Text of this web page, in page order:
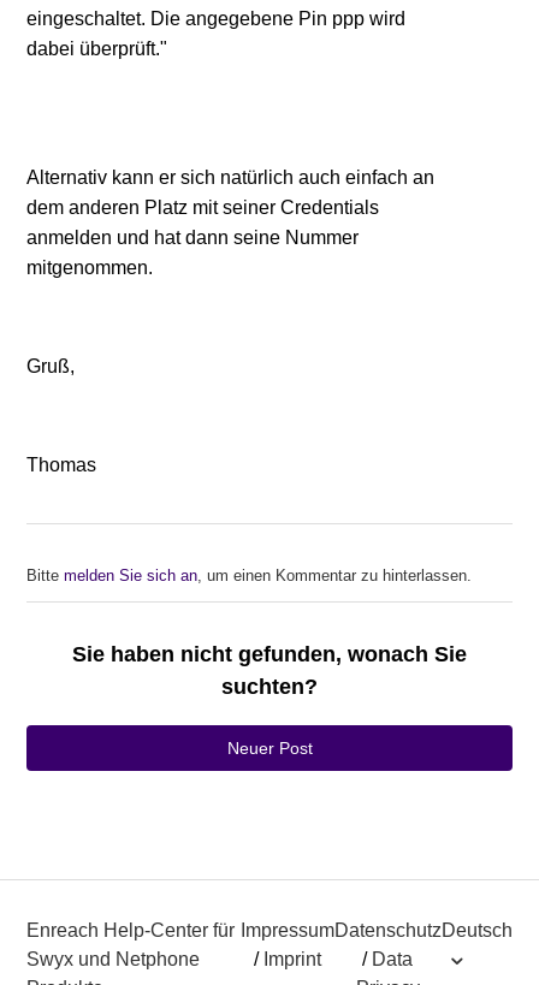
eingeschaltet. Die angegebene Pin ppp wird
dabei überprüft."
Alternativ kann er sich natürlich auch einfach an
dem anderen Platz mit seiner Credentials
anmelden und hat dann seine Nummer
mitgenommen.
Gruß,
Thomas
Bittemelden Sie sich an, um einen Kommentar zu hinterlassen.
Sie haben nicht gefunden, wonach Sie
suchten?
Neuer Post
Enreach Help-Center für
Swyx und Netphone
Impressum
/ Imprint
Datenschutz
/ Data
Deutsch